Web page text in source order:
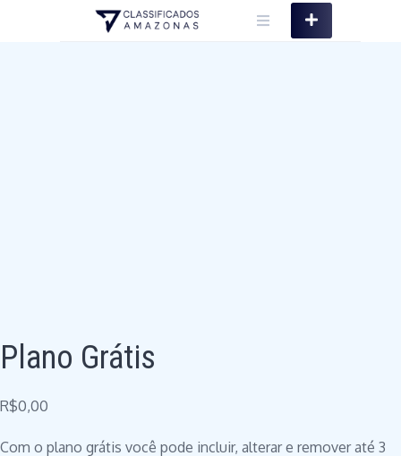
Plano Grátis
R$0,00
Com o plano grátis você pode incluir, alterar e remover até 3